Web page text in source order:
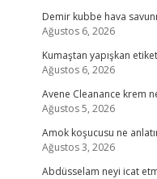
Demir kubbe hava
Ağustos 6, 2026
Kumaştan yapışkan etiket
Ağustos 6, 2026
Avene Cleanance krem
Ağustos 5, 2026
Amok koşucusu ne
Ağustos 3, 2026
Abdüsselam neyi icat